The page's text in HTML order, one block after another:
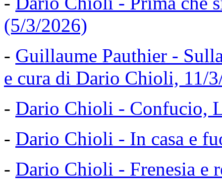
(5/3/2026)
- Guillaume Pauthier -
e cura di Dario Chioli, 11/
- Dario Chioli - Confucio,
- Dario Chioli - In casa e
- Dario Chioli - Frenesia e